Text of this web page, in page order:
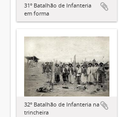
31º Batalhão de Infanteria
em forma
32º Batalhão de Infanteria na
trincheira